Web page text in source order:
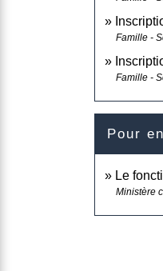
Famille -
Famille -
Pour
Le
Ministère